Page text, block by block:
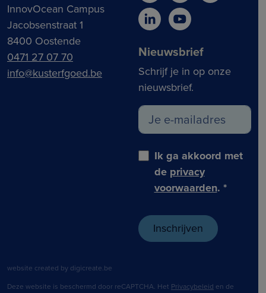
InnovOcean Campus
Jacobsenstraat 1
8400 Oostende
0471 27 07 70
info@kusterfgoed.be
Nieuwsbrief
Schrijf je in op onze
nieuwsbrief.
Ik ga akkoord met
de privacy
voorwaarden. *
website created by digicreate.be
Deze website is beschermd door reCAPTCHA. Het Privacybeleid en de